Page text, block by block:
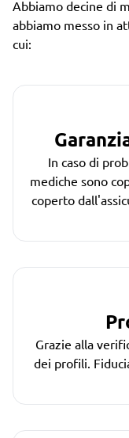
Abbiamo decine di
abbiamo messo in
cui:
In caso di
mediche sono
coperto
Grazie alla
dei profili.